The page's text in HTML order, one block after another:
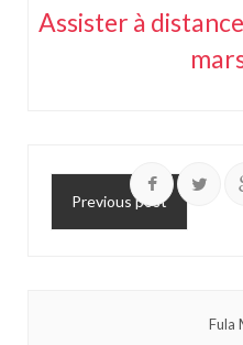
Assister à
Previous post
Fula